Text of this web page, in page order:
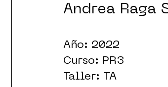
Andrea Raga
Año: 2022
Curso: PR3
Taller: TA